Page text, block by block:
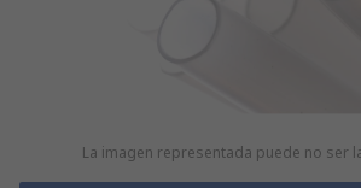
La imagen representada puede no ser